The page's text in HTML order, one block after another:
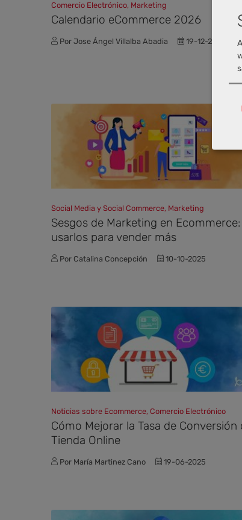
Comercio Electrónico, Marketing
Calendario eCommerce 2026
Por Jose Ángel Villalba Abadia 19-12-2025
Social Media y Social Commerce, Marketing
Sesgos de Marketing en
usarlos para vender más
Por Catalina Concepción 10-10-2025
Noticias sobre Ecommerce, Comercio Electrónico
Cómo Mejorar la Tasa de Conversión
Tienda Online
Por María Martinez Cano 19-06-2025